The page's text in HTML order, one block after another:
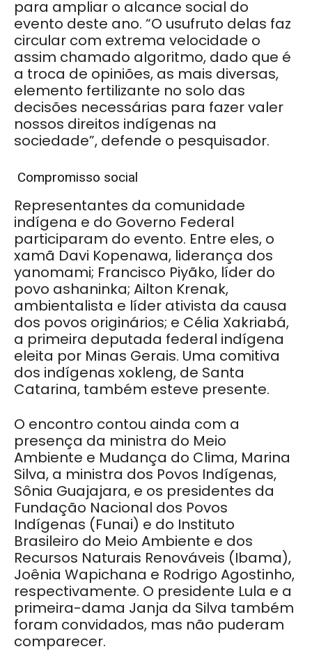
para ampliar o alcance social do
evento deste ano. “O usufruto delas faz
circular com extrema velocidade o
assim chamado algoritmo, dado que é
a troca de opiniões, as mais diversas,
elemento fertilizante no solo das
decisões necessárias para fazer valer
nossos direitos indígenas na
sociedade”, defende o pesquisador.
Compromisso social
Representantes da comunidade
indígena e do Governo Federal
participaram do evento. Entre eles, o
xamã Davi Kopenawa, liderança dos
yanomami; Francisco Piyãko, líder do
povo ashaninka; Ailton Krenak,
ambientalista e líder ativista da causa
dos povos originários; e Célia Xakriabá,
a primeira deputada federal indígena
eleita por Minas Gerais. Uma comitiva
dos indígenas xokleng, de Santa
Catarina, também esteve presente.
O encontro contou ainda com a
presença da ministra do Meio
Ambiente e Mudança do Clima, Marina
Silva, a ministra dos Povos Indígenas,
Sônia Guajajara, e os presidentes da
Fundação Nacional dos Povos
Indígenas (Funai) e do Instituto
Brasileiro do Meio Ambiente e dos
Recursos Naturais Renováveis (Ibama),
Joênia Wapichana e Rodrigo Agostinho,
respectivamente. O presidente Lula e a
primeira-dama Janja da Silva também
foram convidados, mas não puderam
comparecer.